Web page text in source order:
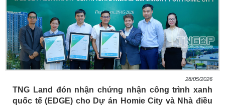
28/05/2026
TNG Land đón nhận chứng nhận công trình xanh
quốc tế (EDGE) cho Dự án Homie City và Nhà điều